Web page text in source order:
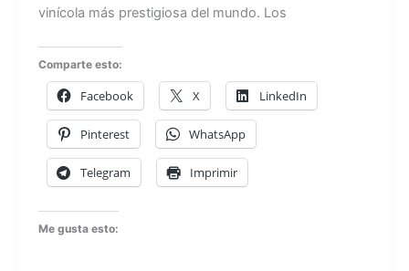
vinícola más prestigiosa del mundo. Los
Comparte esto:
Facebook X LinkedIn
Pinterest WhatsApp
Telegram Imprimir
Me gusta esto: